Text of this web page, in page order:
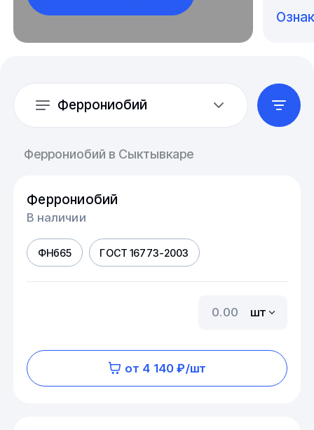
Феррониобий
Феррониобий в Сыктывкаре
Феррониобий
В наличии
ФНб65 ГОСТ 16773-2003
шт
от 4 140 ₽/шт